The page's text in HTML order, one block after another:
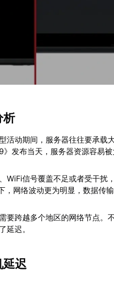
析
活动期间，服务器往往要承载
发布当天，服务器资源容易
WiFi信号覆盖不足或者受干扰
网络波动更为明显，数据传输
要跨越多个地区的网络节点。
延迟。
迟